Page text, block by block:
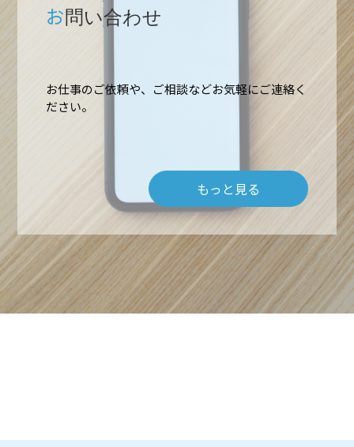
ホーム
高所作業・ロープアクセス
難所・高所・狭所エアコン工事
ルームエアコン取付 台数口
施工実績
会社概要
お問い合わせ
お仕事のご依頼や、ご相談などお気軽にご連絡く
ださい。
もっと見る